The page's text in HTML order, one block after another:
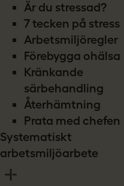
Är du stressad?
7 tecken på stress
Arbetsmiljöregler
Förebygga ohälsa
Kränkande
särbehandling
Återhämtning
Prata med chefen
Systematiskt
arbetsmiljöarbete